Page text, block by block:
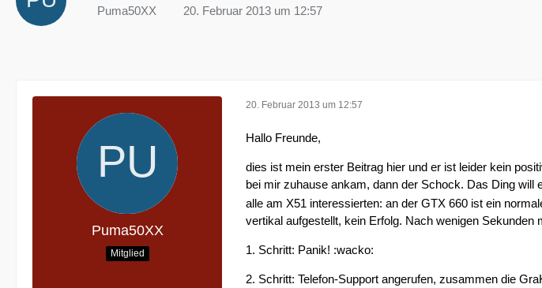
Puma50XX 20. Februar 2013 um 12:57
Puma50XX
Mitglied
20. Februar 2013 um 12:57
Hallo Freunde,
dies ist mein erster Beitrag hier und er ist leider kein
bei mir zuhause ankam, dann der Schock. Das Ding will
alle am X51 interessierten: an der GTX 660 ist ein
vertikal aufgestellt, kein Erfolg. Nach wenigen
1. Schritt: Panik! :wacko:
2. Schritt: Telefon-Support angerufen, zusammen die